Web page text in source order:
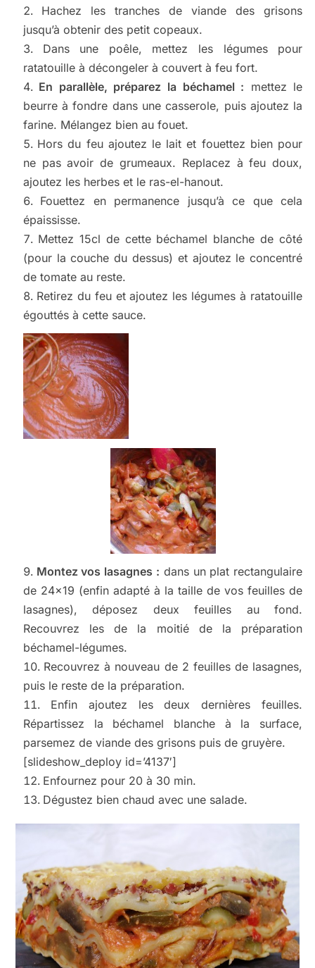
Hachez les tranches de viande des grisons
jusqu’à obtenir des petit copeaux.
Dans une poêle, mettez les légumes pour
ratatouille à décongeler à couvert à feu fort.
En parallèle, préparez la béchamel : mettez le
beurre à fondre dans une casserole, puis ajoutez la
farine. Mélangez bien au fouet.
Hors du feu ajoutez le lait et fouettez bien pour
ne pas avoir de grumeaux. Replacez à feu doux,
ajoutez les herbes et le ras-el-hanout.
Fouettez en permanence jusqu’à ce que cela
épaississe.
Mettez 15cl de cette béchamel blanche de côté
(pour la couche du dessus) et ajoutez le concentré
de tomate au reste.
Retirez du feu et ajoutez les légumes à ratatouille
égouttés à cette sauce.
Montez vos lasagnes : dans un plat rectangulaire
de 24×19 (enfin adapté à la taille de vos feuilles de
lasagnes), déposez deux feuilles au fond.
Recouvrez les de la moitié de la préparation
béchamel-légumes.
Recouvrez à nouveau de 2 feuilles de lasagnes,
puis le reste de la préparation.
Enfin ajoutez les deux dernières feuilles.
Répartissez la béchamel blanche à la surface,
parsemez de viande des grisons puis de gruyère.
[slideshow_deploy id=’4137′]
Enfournez pour 20 à 30 min.
Dégustez bien chaud avec une salade.